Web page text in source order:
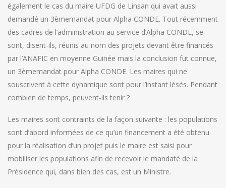
également le cas du maire UFDG de Linsan qui avait aussi
demandé un 3èmemandat pour Alpha CONDE. Tout récemment
des cadres de l’administration au service d’Alpha CONDE, se
sont, disent-ils, réunis au nom des projets devant être financés
par l’ANAFIC en moyenne Guinée mais la conclusion fut connue,
un 3èmemandat pour Alpha CONDE. Les maires qui ne
souscrivent à cette dynamique sont pour l’instant lésés. Pendant
combien de temps, peuvent-ils tenir ?
Les maires sont contraints de la façon suivante : les populations
sont d’abord informées de ce qu’un financement a été obtenu
pour la réalisation d’un projet puis le maire est saisi pour
mobiliser les populations afin de recevoir le mandaté de la
Présidence qui, dans bien des cas, est un Ministre.